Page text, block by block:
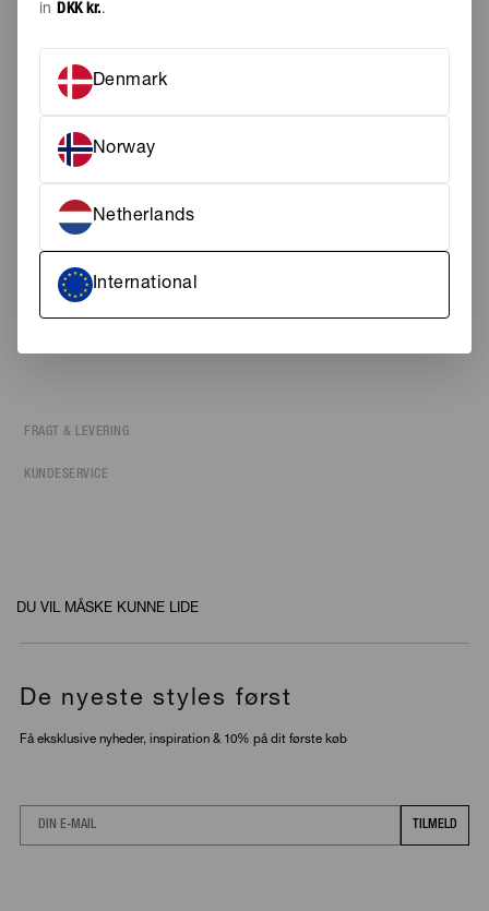
in
DKK kr..
Denmark
Norway
Netherlands
International
MIDNIGHT BLUE
STØRRELSE
MIDNIGHT BLUE
PASFORM REGULAR, STRAIGHT
FRAGT & LEVERING
KUNDESERVICE
DU VIL MÅSKE KUNNE LIDE
De nyeste styles først
Få eksklusive nyheder, inspiration & 10% på dit første køb
Email
TILMELD